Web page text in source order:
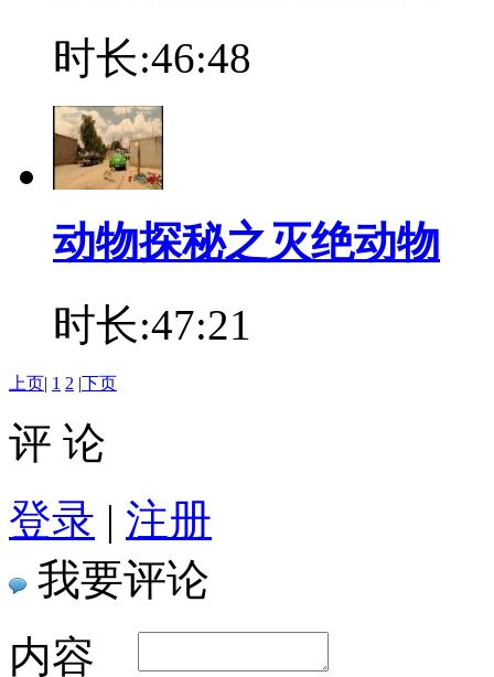
时长:46:48
动物探秘之灭绝动物
时长:47:21
上页| 1 2 |下页
评 论
登录 | 注册
我要评论
内容